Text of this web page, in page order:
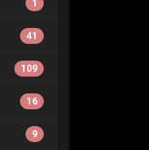
1
41
109
16
9